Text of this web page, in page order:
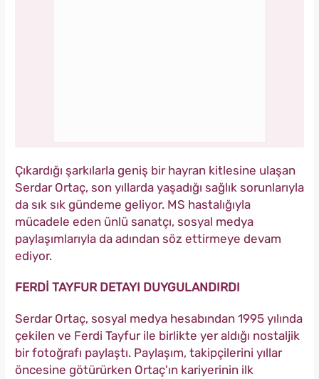
Çıkardığı şarkılarla geniş bir hayran kitlesine ulaşan
Serdar Ortaç, son yıllarda yaşadığı sağlık sorunlarıyla
da sık sık gündeme geliyor. MS hastalığıyla
mücadele eden ünlü sanatçı, sosyal medya
paylaşımlarıyla da adından söz ettirmeye devam
ediyor.
FERDİ TAYFUR DETAYI DUYGULANDIRDI
Serdar Ortaç, sosyal medya hesabından 1995 yılında
çekilen ve Ferdi Tayfur ile birlikte yer aldığı nostaljik
bir fotoğrafı paylaştı. Paylaşım, takipçilerini yıllar
öncesine götürürken Ortaç'ın kariyerinin ilk